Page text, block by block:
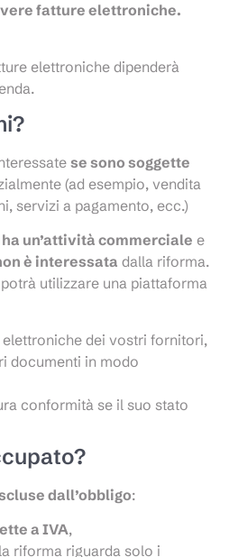
fatture elettroniche.
elettroniche dipenderà
se sono soggette
(ad esempio, vendita
servizi a pagamento, ecc.)
ha un’attività commerciale e
è interessata dalla riforma.
utilizzare una piattaforma
dei vostri fornitori,
documenti in modo
conformità se il suo stato
dall’obbligo:
a IVA,
riforma riguarda solo i